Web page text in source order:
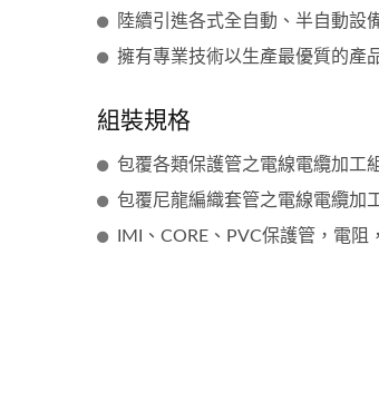
陸續引進各式全自動、半自動設
擁有專業技術以生產最優質的產
組裝規格
包覆各類保護管之電線電纜加工
包覆尼龍編織套管之電線電纜加
IMI、CORE、PVC保護管，電